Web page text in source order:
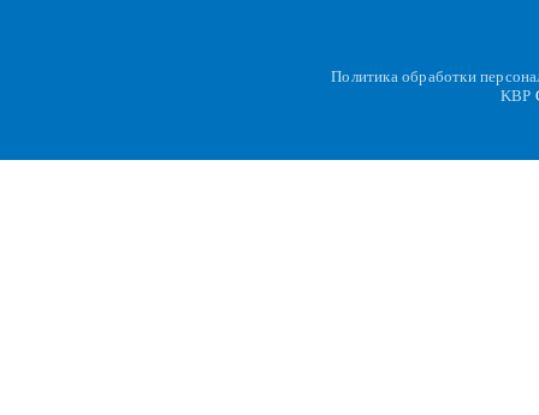
Политика обработки
KBP